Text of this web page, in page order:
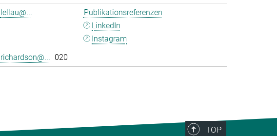
lellau@...
Publikationsreferenzen
LinkedIn
Instagram
richardson@... 020
TOP